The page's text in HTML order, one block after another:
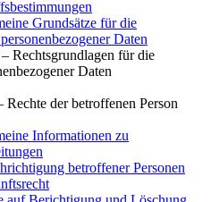
Grundsätze für die
Daten
– Rechtsgrundlagen für die
Daten
Rechte der betroffenen Person
Informationen zu
betroffener Personen